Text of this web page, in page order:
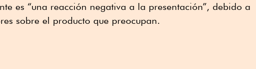
es “una reacción negativa a la presentación”, debido a
sobre el producto que preocupan.